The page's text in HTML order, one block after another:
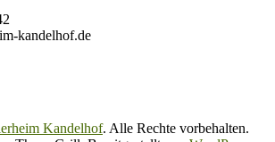
kandelhof.de
Kandelhof. Alle Rechte vorbehalten.